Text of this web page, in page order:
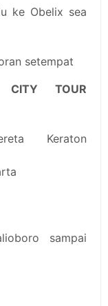
ke Obelix sea
setempat
TOUR
Keraton
sampai